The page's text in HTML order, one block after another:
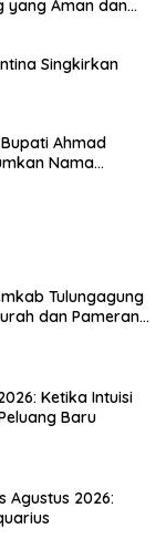
yang Aman dan
Singkirkan
Ahmad
Nama
Tulungagung
dan Pameran
Ketika Intuisi
Baru
Agustus 2026: